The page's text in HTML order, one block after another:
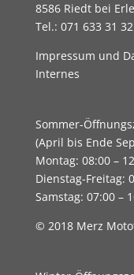
8586 Riedt bei
Tel.: 071 633 31 32
Impressum und
Internes
Sommer-
(April bis Ende
Montag: 08:00 –
Dienstag-Freitag:
Samstag: 07:00 –
© 2018 Merz